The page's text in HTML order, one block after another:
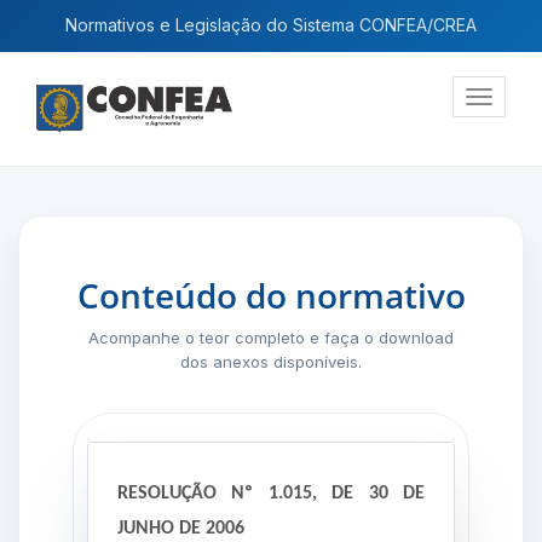
Normativos e Legislação do Sistema CONFEA/CREA
Exibir
Conteúdo do normativo
Acompanhe o teor completo e faça o download
dos anexos disponíveis.
RESOLUÇÃO Nº 1.015, DE 30 DE
JUNHO DE 2006